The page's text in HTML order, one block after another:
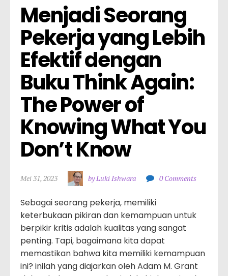
Menjadi Seorang
Pekerja yang Lebih
Efektif dengan
Buku Think Again:
The Power of
Knowing What You
Don’t Know
Mei 31, 2023 by Luki Ishwara 0 Comments
Sebagai seorang pekerja, memiliki
keterbukaan pikiran dan kemampuan untuk
berpikir kritis adalah kualitas yang sangat
penting. Tapi, bagaimana kita dapat
memastikan bahwa kita memiliki kemampuan
ini? inilah yang diajarkan oleh Adam M. Grant